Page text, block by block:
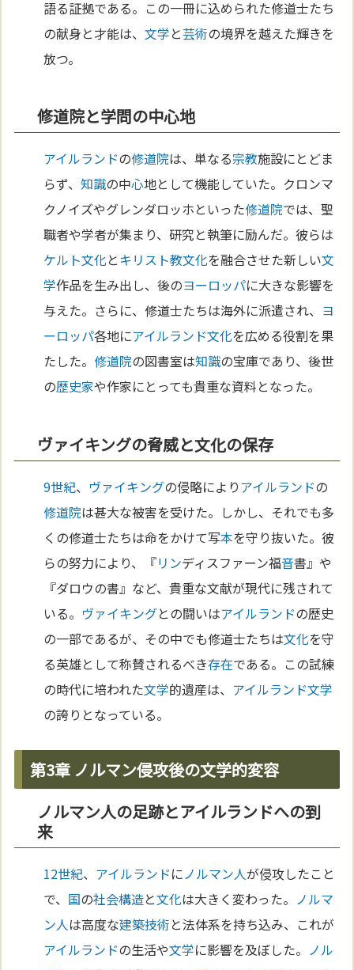
語る証拠である。この一冊に込められた修道士たち
の献身と才能は、文学と芸術の境界を越えた輝きを
放つ。
修道院と学問の中心地
アイルランドの修道院は、単なる宗教施設にとどま
らず、知識の中心地として機能していた。クロンマ
クノイズやグレンダロッホといった修道院では、聖
職者や学者が集まり、研究と執筆に励んだ。彼らは
ケルト文化とキリスト教文化を融合させた新しい文
学作品を生み出し、後のヨーロッパに大きな影響を
与えた。さらに、修道士たちは海外に派遣され、 ヨ
ーロッパ各地にアイルランド文化を広める役割を果
たした。修道院の図書室は知識の宝庫であり、後世
の歴史家や作家にとっても貴重な資料となった。
ヴァイキングの脅威と文化の保存
9世紀、 ヴァイキングの侵略によりアイルランドの
修道院は甚大な被害を受けた。しかし、それでも多
くの修道士たちは命をかけて写本を守り抜いた。彼
らの努力により、『リンディスファーン福音書』や
『ダロウの書』など、貴重な文献が現代に残されて
いる。 ヴァイキングとの闘いはアイルランドの歴史
の一部であるが、その中でも修道士たちは文化を守
る英雄として称賛されるべき存在である。この試練
の時代に培われた文学的遺産は、 アイルランド文学
の誇りとなっている。
第3章 ノルマン侵攻後の文学的変容
ノルマン人の足跡とアイルランドへの到
来
12世紀、 アイルランドにノルマン人が侵攻したこと
で、 国の社会構造と文化は大きく変わった。 ノルマ
ン人は高度な建築技術と法体系を持ち込み、これが
アイルランドの生活や文学に影響を及ぼした。 ノル